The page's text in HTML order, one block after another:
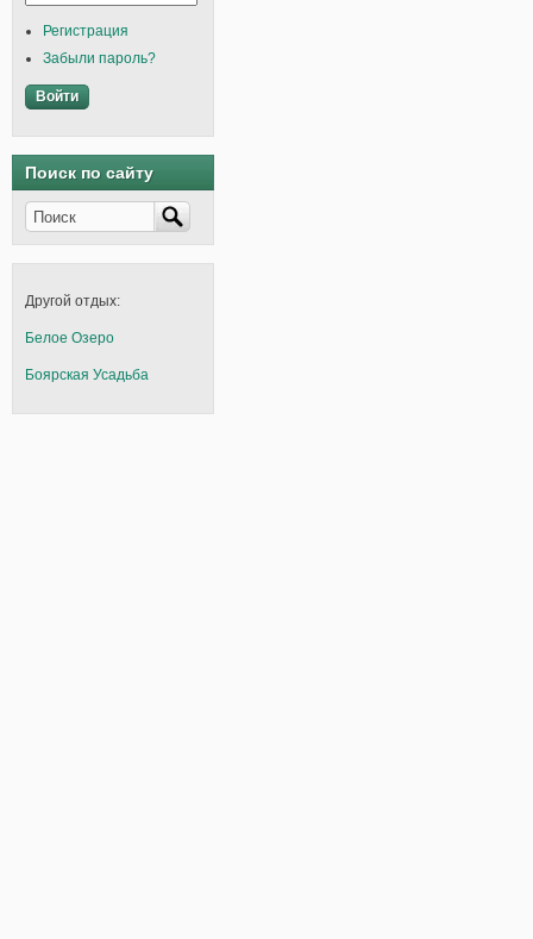
Регистрация
Забыли пароль?
Поиск по сайту
Поиск
Другой отдых:
Белое Озеро
Боярская Усадьба